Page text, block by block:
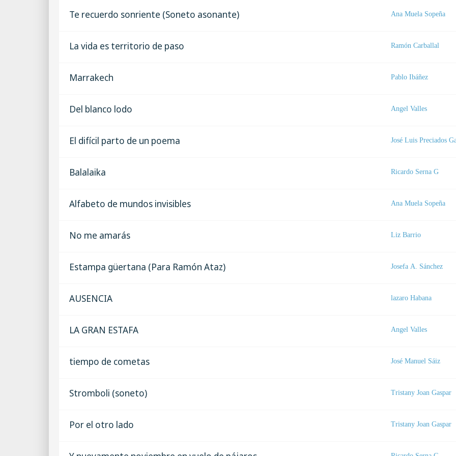
Te recuerdo sonriente (Soneto asonante) Ana Muela Sopeña
La vida es territorio de paso Ramón Carballal
Marrakech Pablo Ibáñez
Del blanco lodo Angel Valles
El difícil parto de un poema José Luis Preciados
Balalaika Ricardo Serna G
Alfabeto de mundos invisibles Ana Muela Sopeña
No me amarás Liz Barrio
Estampa güertana (Para Ramón Ataz) Josefa A. Sánchez
AUSENCIA lazaro Habana
LA GRAN ESTAFA Angel Valles
tiempo de cometas José Manuel Sáiz
Stromboli (soneto) Tristany Joan Gaspar
Por el otro lado Tristany Joan Gaspar